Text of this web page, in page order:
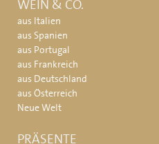
WEIN & CO.
aus Italien
aus Spanien
aus Portugal
aus Frankreich
aus Deutschland
aus Österreich
Neue Welt
PRÄSENTE